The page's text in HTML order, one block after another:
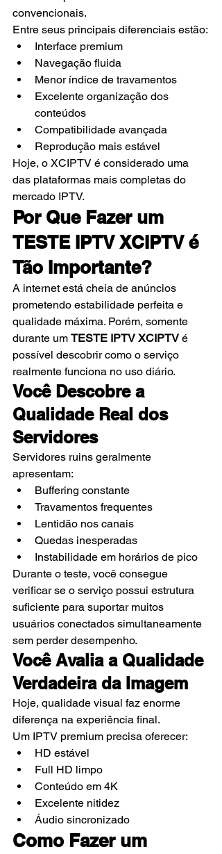
convencionais.
Entre seus principais diferenciais estão:
Interface premium
Navegação fluida
Menor índice de travamentos
Excelente organização dos
conteúdos
Compatibilidade avançada
Reprodução mais estável
Hoje, o XCIPTV é considerado uma
das plataformas mais completas do
mercado IPTV.
Por Que Fazer um
TESTE IPTV XCIPTV é
Tão Importante?
A internet está cheia de anúncios
prometendo estabilidade perfeita e
qualidade máxima. Porém, somente
durante um TESTE IPTV XCIPTV é
possível descobrir como o serviço
realmente funciona no uso diário.
Você Descobre a
Qualidade Real dos
Servidores
Servidores ruins geralmente
apresentam:
Buffering constante
Travamentos frequentes
Lentidão nos canais
Quedas inesperadas
Instabilidade em horários de pico
Durante o teste, você consegue
verificar se o serviço possui estrutura
suficiente para suportar muitos
usuários conectados simultaneamente
sem perder desempenho.
Você Avalia a Qualidade
Verdadeira da Imagem
Hoje, qualidade visual faz enorme
diferença na experiência final.
Um IPTV premium precisa oferecer:
HD estável
Full HD limpo
Conteúdo em 4K
Excelente nitidez
Áudio sincronizado
Como Fazer um